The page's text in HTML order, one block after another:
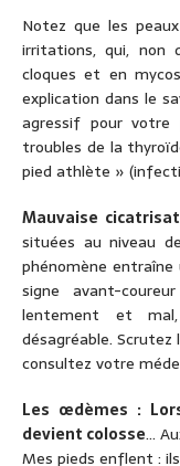
Notez que les
irritations, qui, non
cloques et en
explication dans le
agressif pour votre
troubles de la
pied athlète »
Mauvaise
situées au niveau
phénomène
signe avant-
lentement et
désagréable.
consultez votre
Les œdèmes :
devient colosse…
Mes pieds enflent :